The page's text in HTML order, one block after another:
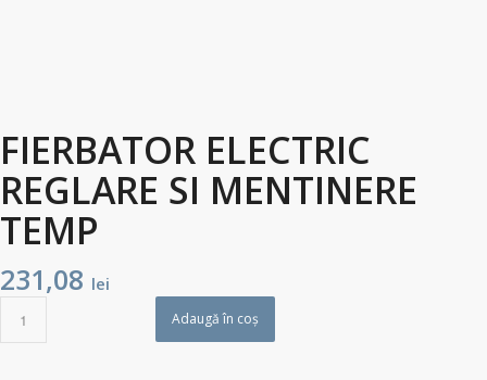
FIERBATOR ELECTRIC
REGLARE SI MENTINERE
TEMP
231,08 lei
Adaugă în coș